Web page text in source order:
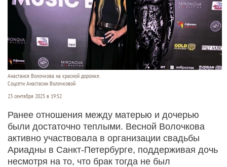
Анастаися Волочкова на красной дорожке.
Соцсети Анастасии Волочковой
23 сентября 2025 в 19:52
Ранее отношения между матерью и дочерью
были достаточно теплыми. Весной Волочкова
активно участвовала в организации свадьбы
Ариадны в Санкт-Петербурге, поддерживая дочь
несмотря на то, что брак тогда не был